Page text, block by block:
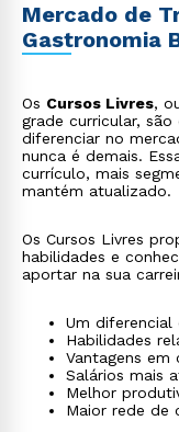
Mercado de
Gastronomia
Os Cursos Livres,
grade curricular, são
diferenciar no
nunca é demais.
currículo, mais
mantém atualizado.
Os Cursos Livres
habilidades e
aportar na sua
Um
Habilidades
Vantagens em
Salários mais
Melhor
Maior rede de